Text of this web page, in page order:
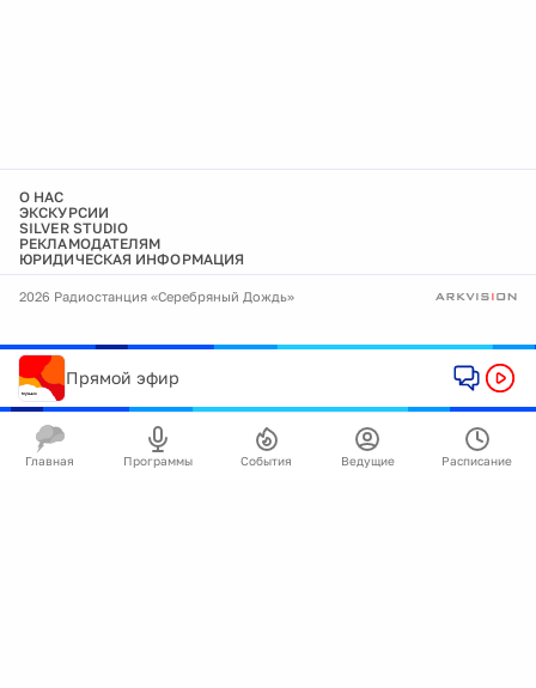
О НАС
ЭКСКУРСИИ
SILVER STUDIO
РЕКЛАМОДАТЕЛЯМ
ЮРИДИЧЕСКАЯ ИНФОРМАЦИЯ
2026 Радиостанция «Серебряный Дождь»
Прямой эфир
Главная Программы События Ведущие Расписание